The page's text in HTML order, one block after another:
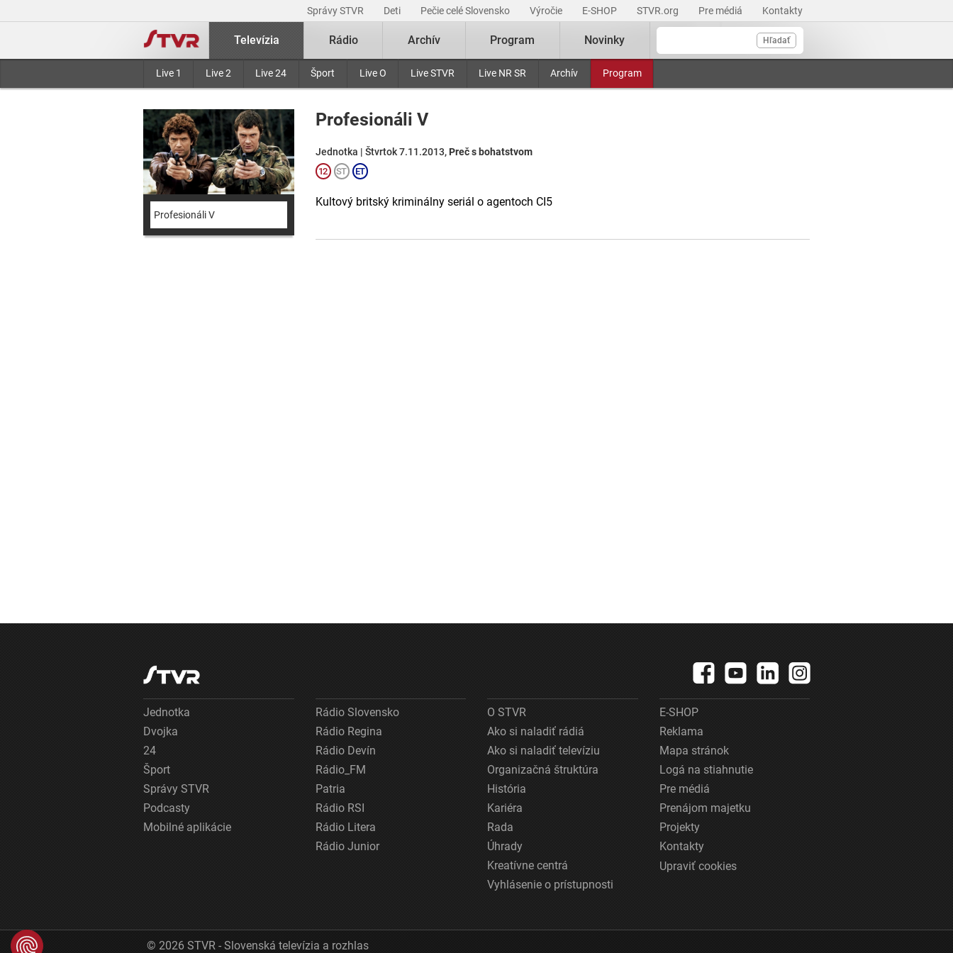
Správy STVR Deti Pečie celé Slovensko Výročie E-SHOP STVR.org Pre médiá Kontakty
Hľadať
Televízia
Live 1 Live 2 Live 24 Šport Live O Live STVR Live NR SR Archív Program
Rádio Archív Program Novinky
Profesionáli V
Profesionáli V
Jednotka | Štvrtok 7.11.2013, Preč s bohatstvom
Kultový britský kriminálny seriál o agentoch CI5
Jednotka
Dvojka
24
Šport
Správy STVR
Podcasty
Mobilné aplikácie
Rádio Slovensko
Rádio Regina
Rádio Devín
Rádio_FM
Patria
Rádio RSI
Rádio Litera
Rádio Junior
O STVR
Ako si naladiť rádiá
Ako si naladiť televíziu
Organizačná štruktúra
História
Kariéra
Rada
Úhrady
Kreatívne centrá
Vyhlásenie o prístupnosti
E-SHOP
Reklama
Mapa stránok
Logá na stiahnutie
Pre médiá
Prenájom majetku
Projekty
Kontakty
Upraviť cookies
© 2026 STVR - Slovenská televízia a rozhlas